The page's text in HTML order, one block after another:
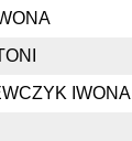
IWONA